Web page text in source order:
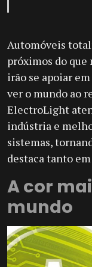
Automóveis
próximos do que
irão se apoiar
ver o mundo ao
ElectroLight
indústria e
sistemas,
destaca tanto
A cor
mundo